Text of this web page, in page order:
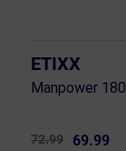
ETIXX
Manpower
72.99 69.99